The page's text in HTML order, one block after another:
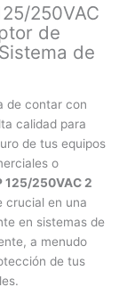
250VAC
de
de
de contar con
calidad para
de tus equipos
o
125/250VAC 2
crucial en una
en sistemas de
a menudo
de tus